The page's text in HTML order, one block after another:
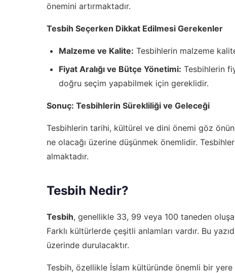
önemini artırmaktadır.
Tesbih Seçerken Dikkat Edilmesi Gerekenler
Malzeme ve Kalite: Tesbihlerin malzeme
Fiyat Aralığı ve Bütçe Yönetimi: Tesbihlerin
doğru seçim yapabilmek için gereklidir.
Sonuç: Tesbihlerin Sürekliliği ve Geleceği
Tesbihlerin tarihi, kültürel ve dini önemi göz
ne olacağı üzerine düşünmek önemlidir.
almaktadır.
Tesbih Nedir?
Tesbih, genellikle 33, 99 veya 100 taneden
Farklı kültürlerde çeşitli anlamları vardır. Bu
üzerinde durulacaktır.
Tesbih, özellikle İslam kültüründe önemli bir yere